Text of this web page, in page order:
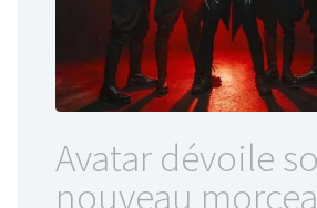
Avatar dévoile
nouveau